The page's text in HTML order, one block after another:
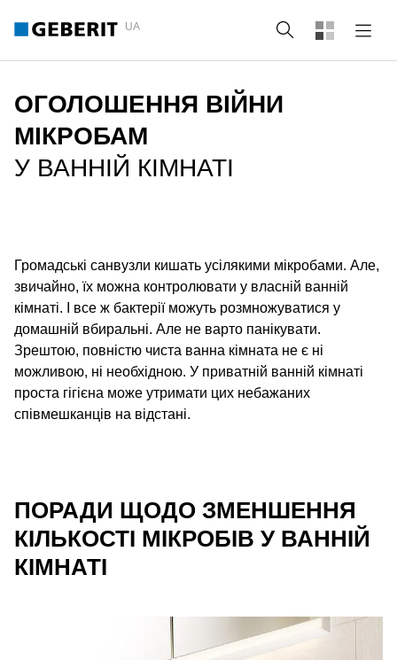
UA Пошук
ОГОЛОШЕННЯ ВІЙНИ
МІКРОБАМ
У ВАННІЙ КІМНАТІ
Громадські санвузли кишать усілякими мікробами. Але,
звичайно, їх можна контролювати у власній ванній
кімнаті. І все ж бактерії можуть розмножуватися у
домашній вбиральні. Але не варто панікувати.
Зрештою, повністю чиста ванна кімната не є ні
можливою, ні необхідною. У приватній ванній кімнаті
проста гігієна може утримати цих небажаних
співмешканців на відстані.
ПОРАДИ ЩОДО ЗМЕНШЕННЯ
КІЛЬКОСТІ МІКРОБІВ У ВАННІЙ
КІМНАТІ